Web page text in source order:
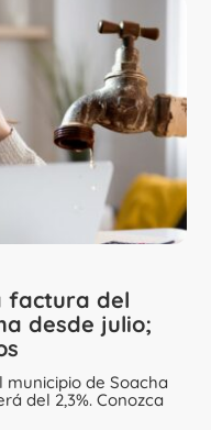
factura del
desde julio;
de Soacha
del 2,3%. Conozca